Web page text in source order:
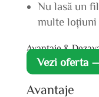
Nu lasă un
multe loțiuni
Avantaje &
Vezi oferta
Avantaje